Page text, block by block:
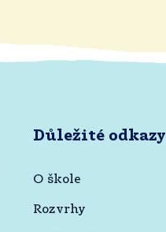
Důležité odkazy
O škole
Rozvrhy